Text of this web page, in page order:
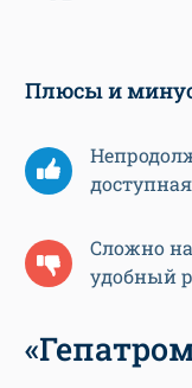
Плюсы и
Сложно
удобный